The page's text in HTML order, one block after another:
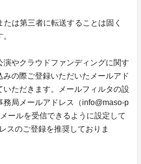
は第三者に転送することは固く
やクラウドファンディングに関す
みの際ご登録いただいたメールアド
いただきます。メールフィルタの設
務局メールアドレス（info@maso-p
ールを受信できるように設定して
スのご登録を推奨しておりま